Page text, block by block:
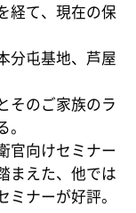
経て、現在の保
分屯基地、芦屋
そのご家族のラ
官向けセミナー
まえた、他では
ナーが好評。